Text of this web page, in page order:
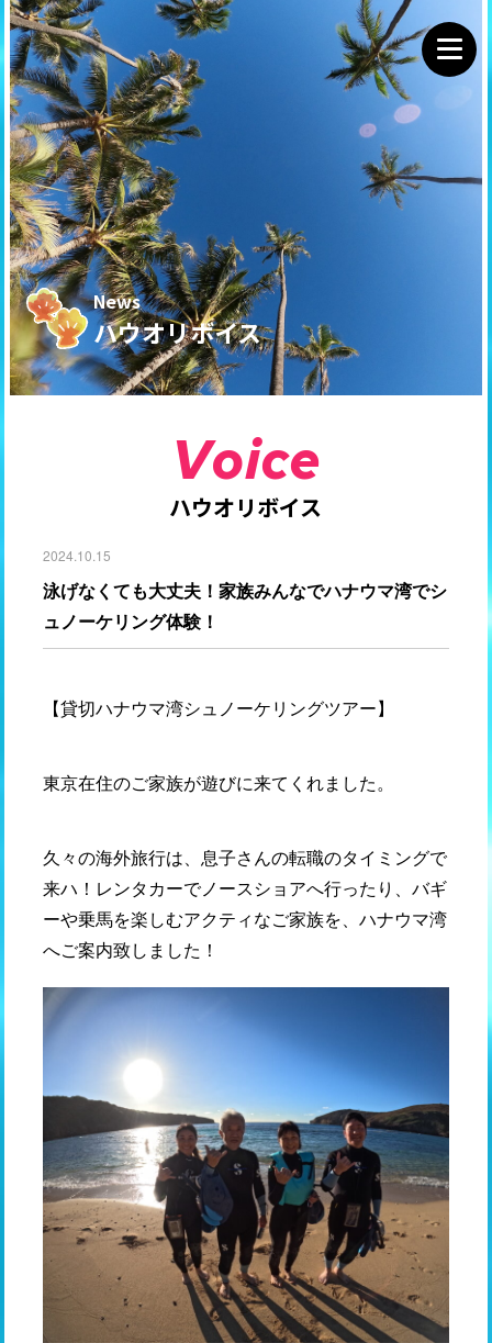
News
ハウオリボイス
Voice
ハウオリボイス
2024.10.15
泳げなくても大丈夫！家族みんなでハナウマ湾でシ
ュノーケリング体験！
【貸切ハナウマ湾シュノーケリングツアー】
東京在住のご家族が遊びに来てくれました。
久々の海外旅行は、息子さんの転職のタイミングで
来ハ！レンタカーでノースショアへ行ったり、バギ
ーや乗馬を楽しむアクティなご家族を、ハナウマ湾
へご案内致しました！